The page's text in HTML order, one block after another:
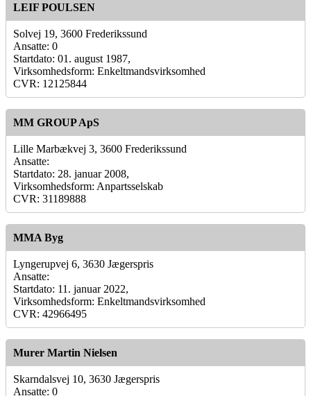
LEIF POULSEN
Solvej 19, 3600 Frederikssund
Ansatte: 0
Startdato: 01. august 1987,
Virksomhedsform: Enkeltmandsvirksomhed
CVR: 12125844
MM GROUP ApS
Lille Marbækvej 3, 3600 Frederikssund
Ansatte:
Startdato: 28. januar 2008,
Virksomhedsform: Anpartsselskab
CVR: 31189888
MMA Byg
Lyngerupvej 6, 3630 Jægerspris
Ansatte:
Startdato: 11. januar 2022,
Virksomhedsform: Enkeltmandsvirksomhed
CVR: 42966495
Murer Martin Nielsen
Skarndalsvej 10, 3630 Jægerspris
Ansatte: 0